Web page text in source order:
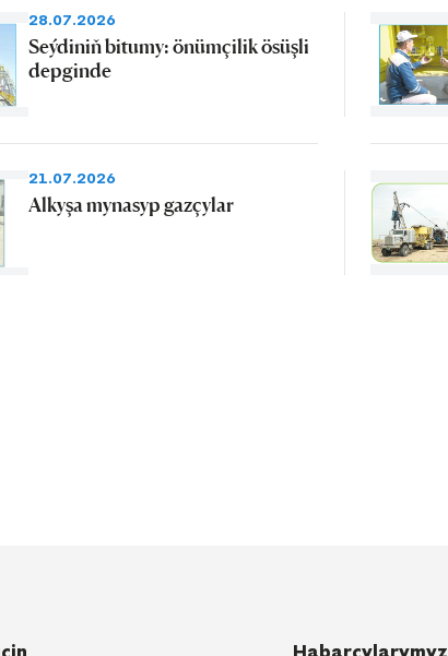
28.07.2026
Seýdiniň bitumy: önümçilik ösüşli
depginde
21.07.2026
Alkyşa mynasyp gazçylar